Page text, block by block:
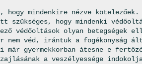
mindenkire nézve kötelezőek.
szükséges, hogy mindenki
védőoltások olyan betegségek
nem véd, irántuk a fogékonyság
már gyermekkorban átesne e
a veszélyessége